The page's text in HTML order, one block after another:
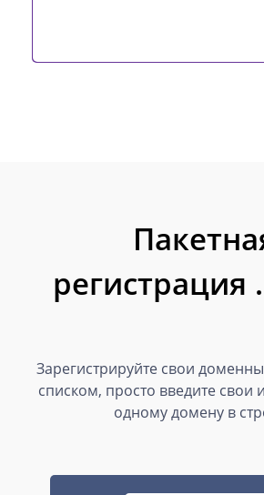
регистрация
Зарегистрируйте свои
списком, просто введите
одному домену в